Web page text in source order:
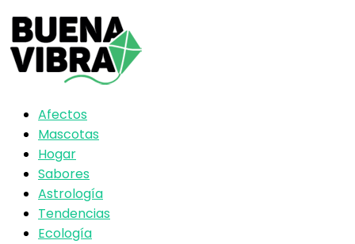
Afectos
Mascotas
Hogar
Sabores
Astrología
Tendencias
Ecología